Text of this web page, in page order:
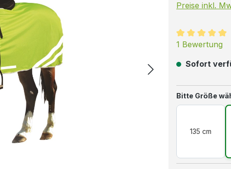
Preise inkl.
1 Bewertung
Sofort
Bitte Größe
135 cm